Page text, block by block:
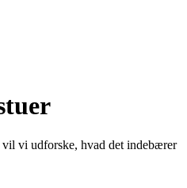
vi udforske, hvad det indebærer